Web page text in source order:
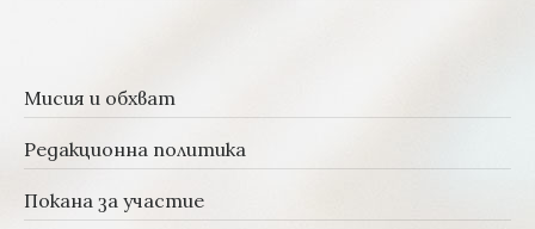
Мисия и обхват
Редакционна политика
Покана за участие